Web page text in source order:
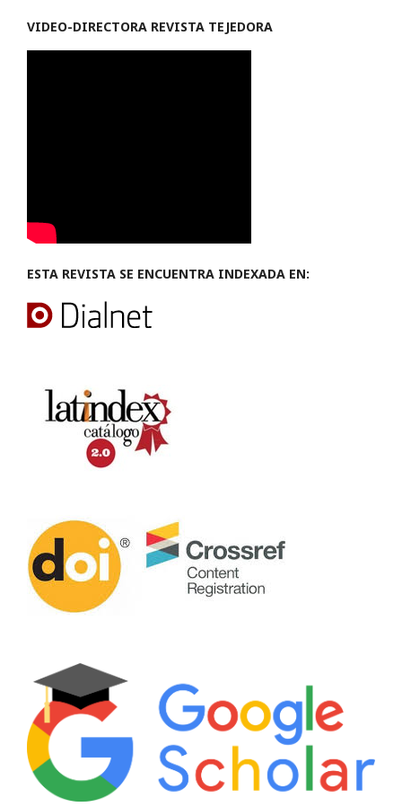
VIDEO-DIRECTORA REVISTA TEJEDORA
ESTA REVISTA SE ENCUENTRA INDEXADA EN: